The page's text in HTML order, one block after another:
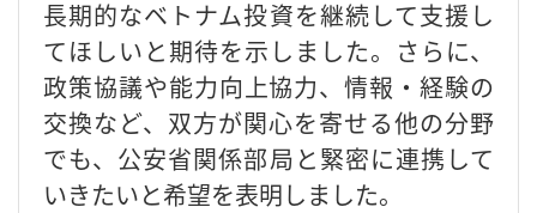
長期的なベトナム投資を継続して支援し
てほしいと期待を示しました。さらに、
政策協議や能力向上協力、情報・経験の
交換など、双方が関心を寄せる他の分野
でも、公安省関係部局と緊密に連携して
いきたいと希望を表明しました。